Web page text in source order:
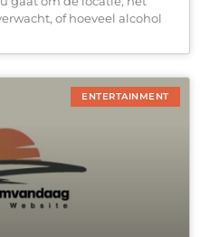
of hoeveel alcohol
ENTERTAINMENT